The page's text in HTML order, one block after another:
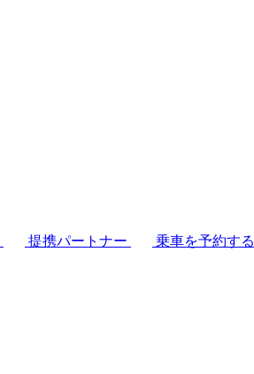
提携パートナー 乗車を予約する